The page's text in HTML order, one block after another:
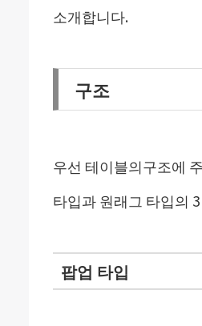
소개합니다.
구조
우선 테이블의구조에
타입과 원래그 타입의
팝업 타입